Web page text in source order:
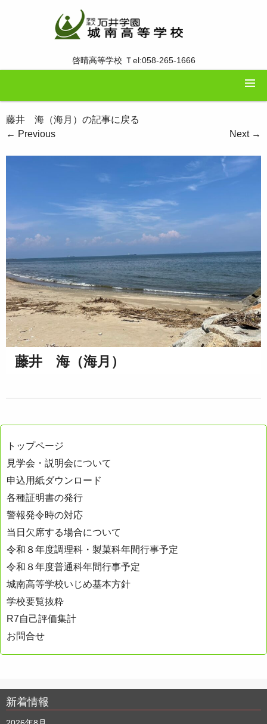
啓晴高等学校 Ｔel:058-265-1666
藤井 海（海月）の記事に戻る
← Previous Next →
藤井 海（海月）
トップページ
見学会・説明会について
申込用紙ダウンロード
各種証明書の発行
警報発令時の対応
当日欠席する場合について
令和８年度調理科・製菓科年間行事予定
令和８年度普通科年間行事予定
城南高等学校いじめ基本方針
学校要覧抜粋
R7自己評価集計
お問合せ
新着情報